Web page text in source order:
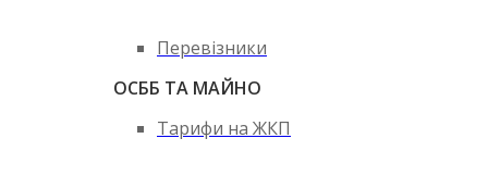
Перевізники
ОСББ ТА МАЙНО
Тарифи на ЖКП